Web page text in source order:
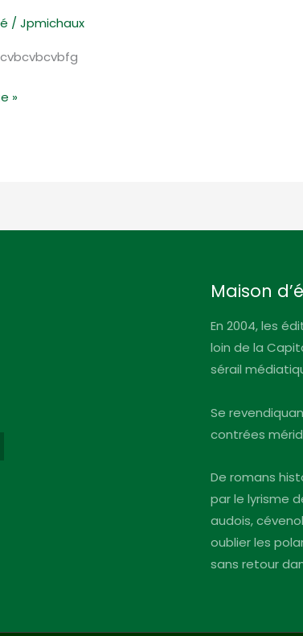
/Jpmichaux
»
Maison
En 2004, les
loin de la
sérail
Se
contrées
De romans
par le lyrisme
audois,
oublier les
sans retour